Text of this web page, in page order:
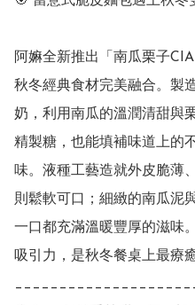
阿嫲全新推出「南瓜栗子
秋冬經典食材完美融合。製
奶，利用南瓜的溫潤清甜與
精製糖，也能填補味道上的
味。液種工藝造就外皮脆薄
則鬆軟可口；細緻的南瓜泥
一口都充滿溫暖豐厚的滋味
吸引力，是秋冬餐桌上最療